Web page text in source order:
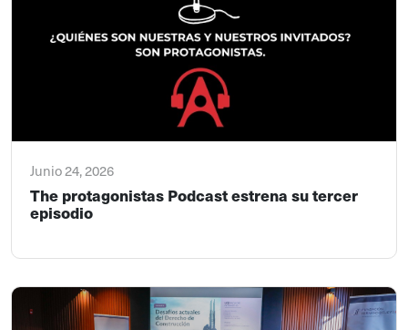
Junio 24, 2026
The protagonistas Podcast estrena su tercer
episodio